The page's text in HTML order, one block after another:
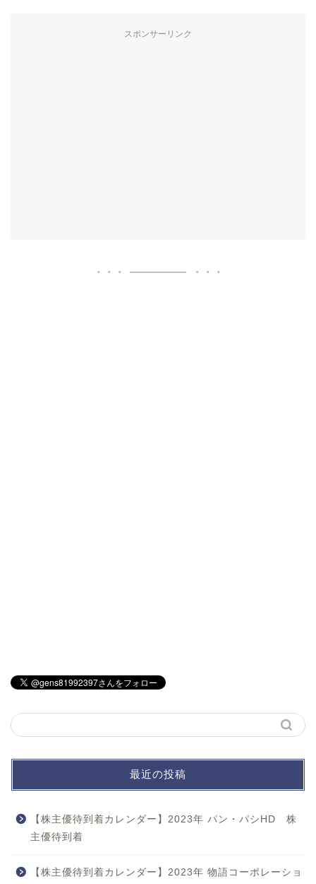
スポンサーリンク
最近の投稿
【株主優待到着カレンダー】2023年 パン・パシHD 株
主優待到着
【株主優待到着カレンダー】2023年 物語コーポレーショ